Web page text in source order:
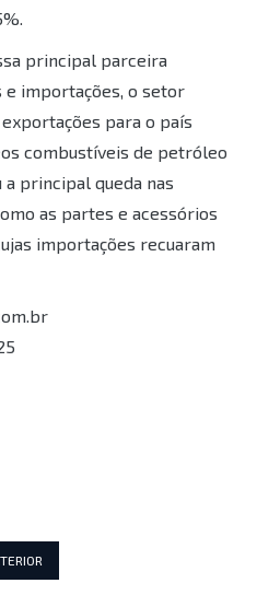
principal parceira
importações, o setor
para o país
combustíveis de petróleo
principal queda nas
as partes e acessórios
importações recuaram